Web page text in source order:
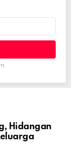
Hidangan